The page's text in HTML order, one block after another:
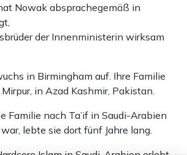
Nowak absprachegemäß in
der Innenministerin wirksam
in Birmingham auf. Ihre Familie
in Azad Kashmir, Pakistan.
Familie nach Ta’if in Saudi-Arabien
lebte sie dort fünf Jahre lang.